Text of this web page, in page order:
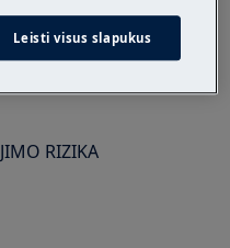
RIZIKA
Leisti visus slapukus